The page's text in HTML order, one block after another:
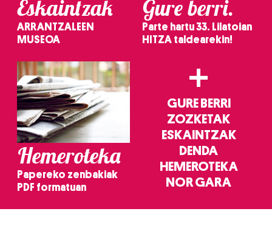
Eskaintzak
ARRANTZALEEN
MUSEOA
Gure berri.
Parte hartu 33. Lilatoian
HITZA taldearekin!
Hemeroteka
Papereko zenbakiak
PDF formatuan
+
GURE BERRI
ZOZKETAK
ESKAINTZAK
DENDA
HEMEROTEKA
NOR GARA